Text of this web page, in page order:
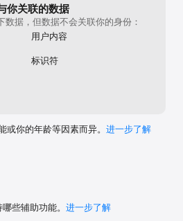
你关联的数据
数据，但数据不会关联你的身份：
用户内容
标识符
你的年龄等因素而异。 进一步了解
些辅助功能。 进一步了解